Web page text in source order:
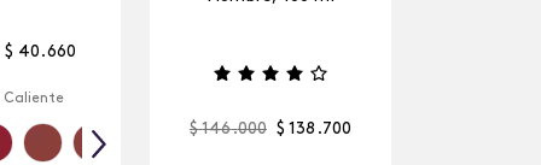
$ 40 .660
Caliente
$ 146.000 $ 138 .700